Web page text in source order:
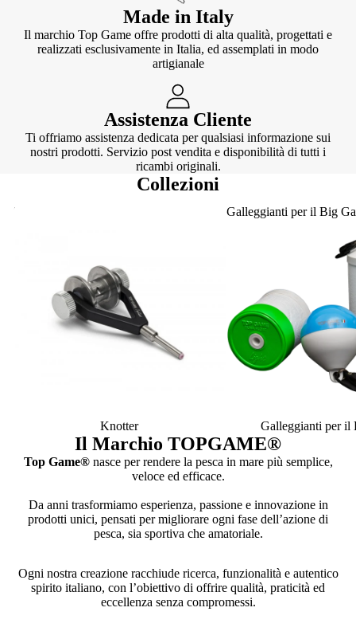
Made in Italy
Il marchio Top Game offre prodotti di alta qualità, progettati e
realizzati esclusivamente in Italia, ed assemplati in modo
artigianale
Assistenza Cliente
Ti offriamo assistenza dedicata per qualsiasi informazione sui
nostri prodotti. Servizio post vendita e disponibilità di tutti i
ricambi originali.
Collezioni
Knotter
Knotter
Galleggianti per il Big
Galleggianti per il
Il Marchio TOPGAME®
Top Game®nasce per rendere la pesca in mare più semplice,
veloce ed efficace.
Da anni trasformiamo esperienza, passione e innovazione in
prodotti unici, pensati per migliorare ogni fase dell’azione di
pesca, sia sportiva che amatoriale.
Ogni nostra creazione racchiude ricerca, funzionalità e autentico
spirito italiano, con l’obiettivo di offrire qualità, praticità ed
eccellenza senza compromessi.